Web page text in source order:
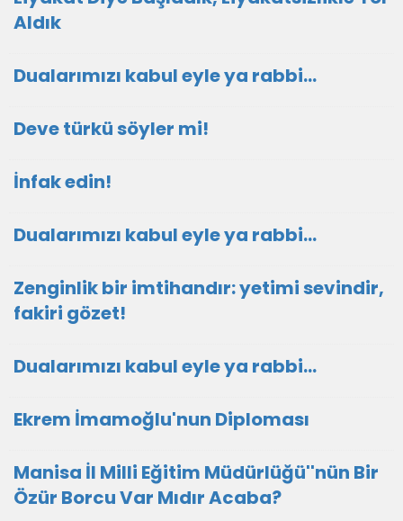
Aldık
Dualarımızı kabul eyle ya rabbi...
Deve türkü söyler mi!
İnfak edin!
Dualarımızı kabul eyle ya rabbi...
Zenginlik bir imtihandır: yetimi sevindir,
fakiri gözet!
Dualarımızı kabul eyle ya rabbi...
Ekrem İmamoğlu'nun Diploması
Manisa İl Milli Eğitim Müdürlüğü''nün Bir
Özür Borcu Var Mıdır Acaba?